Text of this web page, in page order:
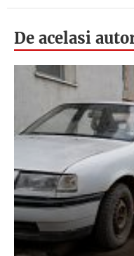
De acelasi